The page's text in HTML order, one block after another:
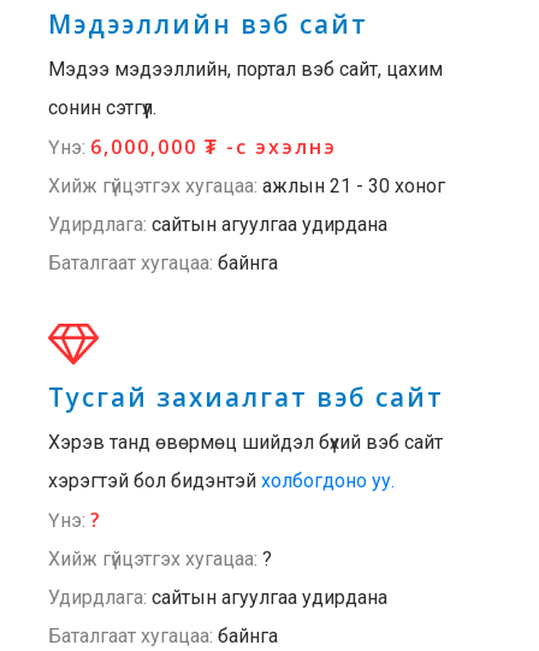
Мэдээллийн вэб сайт
Мэдээ мэдээллийн, портал вэб сайт, цахим
сонин сэтгүүл.
Үнэ: 6,000,000 ₮ -с эхэлнэ
Хийж гүйцэтгэх хугацаа: ажлын 21 - 30 хоног
Удирдлага: сайтын агуулгаа удирдана
Баталгаат хугацаа: байнга
Тусгай захиалгат вэб сайт
Хэрэв танд өвөрмөц шийдэл бүхий вэб сайт
хэрэгтэй бол бидэнтэй холбогдоно уу.
Үнэ: ?
Хийж гүйцэтгэх хугацаа: ?
Удирдлага: сайтын агуулгаа удирдана
Баталгаат хугацаа: байнга